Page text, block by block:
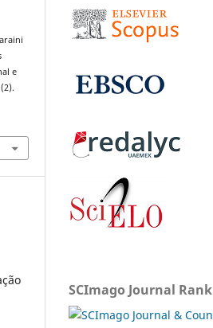
e
(2).
SCImago Journal Rank